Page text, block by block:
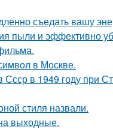
съедать вашу
пыли и эффективно
в Москве.
в 1949 году при
стиля назвали.
выходные.